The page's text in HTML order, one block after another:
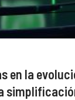
en la